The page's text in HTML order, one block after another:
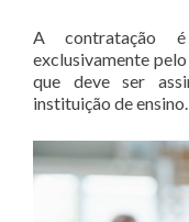
A contratação é
exclusivamente
que deve ser
instituição de ensino.